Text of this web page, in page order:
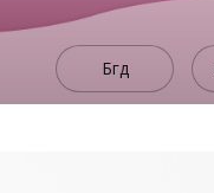
Бүгд